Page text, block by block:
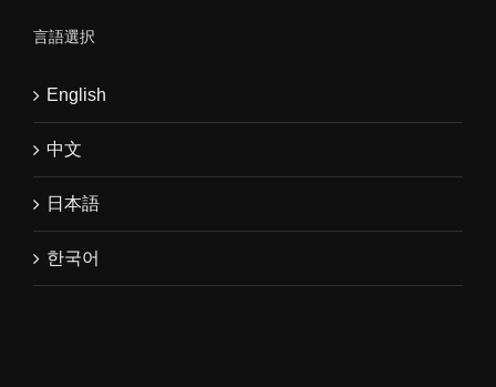
言語選択
English
中文
日本語
한국어